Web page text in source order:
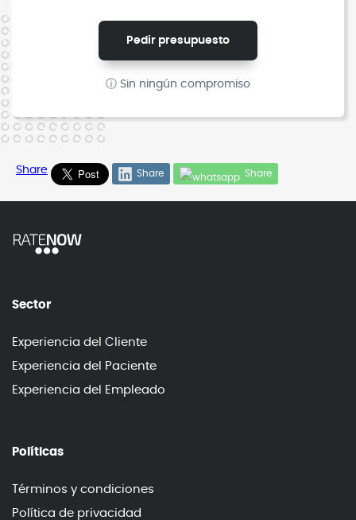
Pedir presupuesto
ⓘ Sin ningún compromiso
Share Share Share
Sector
Experiencia del Cliente
Experiencia del Paciente
Experiencia del Empleado
Políticas
Términos y condiciones
Política de privacidad